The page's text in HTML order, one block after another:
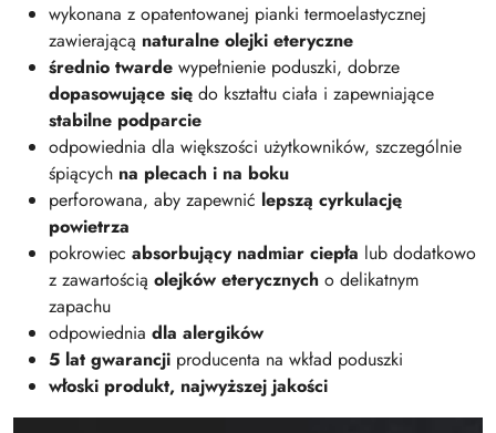
wykonana z opatentowanej pianki termoelastycznej
zawierającą naturalne olejki eteryczne
średnio twarde wypełnienie poduszki, dobrze
dopasowujące się do kształtu ciała i zapewniające
stabilne podparcie
odpowiednia dla większości użytkowników, szczególnie
śpiących na plecach i na boku
perforowana, aby zapewnić lepszą cyrkulację
powietrza
pokrowiec absorbujący nadmiar ciepła lub dodatkowo
z zawartością olejków eterycznych o delikatnym
zapachu
odpowiednia dla alergików
5 lat gwarancji producenta na wkład poduszki
włoski produkt, najwyższej jakości